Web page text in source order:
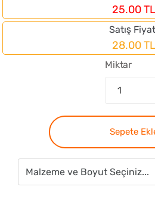
25.00 TL
Satış
28.00 TL
Miktar
Sepete